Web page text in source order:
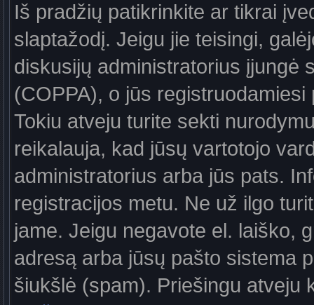
Iš pradžių patikrinkite ar tikrai
slaptažodį. Jeigu jie teisingi,
diskusijų administratorius įjungė
(COPPA), o jūs
Tokiu atveju turite sekti
reikalauja, kad jūsų vartotojo
administratorius arba jūs pats.
registracijos metu. Ne už ilgo
jame. Jeigu negavote el. laiško,
adresą arba jūsų pašto sistema
šiukšlė (spam). Priešingu atveju